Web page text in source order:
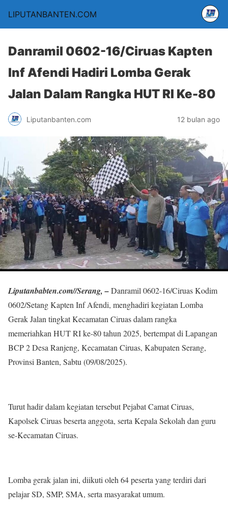
LIPUTANBANTEN.COM
Danramil 0602-16/Ciruas Kapten
Inf Afendi Hadiri Lomba Gerak
Jalan Dalam Rangka HUT RI Ke-80
Liputanbanten.com 12 bulan ago
Liputanbabten.com//Serang, –Danramil 0602-16/Ciruas Kodim
0602/Setang Kapten Inf Afendi, menghadiri kegiatan Lomba
Gerak Jalan tingkat Kecamatan Ciruas dalam rangka
memeriahkan HUT RI ke-80 tahun 2025, bertempat di Lapangan
BCP 2 Desa Ranjeng, Kecamatan Ciruas, Kabupaten Serang,
Provinsi Banten, Sabtu (09/08/2025).
Turut hadir dalam kegiatan tersebut Pejabat Camat Ciruas,
Kapolsek Ciruas beserta anggota, serta Kepala Sekolah dan guru
se-Kecamatan Ciruas.
Lomba gerak jalan ini, diikuti oleh 64 peserta yang terdiri dari
pelajar SD, SMP, SMA, serta masyarakat umum.